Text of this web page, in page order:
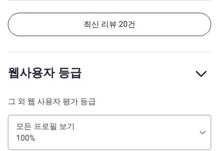
최신 리뷰 20건
웹사용자 등급
그 외 웹 사용자 평가 등급
모든 프로필 보기
100%